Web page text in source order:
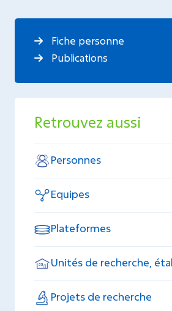
Fiche personne
Publications
Retrouvez aussi
Personnes
Equipes
Plateformes
Unités de recherche,
Projets de recherche